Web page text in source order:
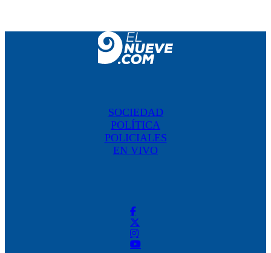
SOCIEDAD
POLÍTICA
POLICIALES
EN VIVO